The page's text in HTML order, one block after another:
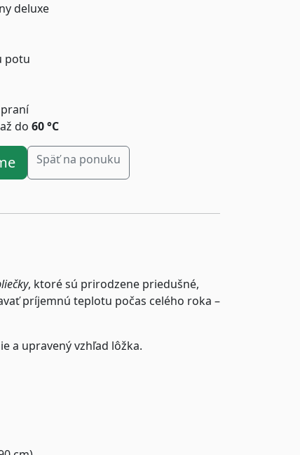
deluxe
potu
do 60 °C
Späť na ponuku
, ktoré sú prirodzene priedušné,
príjemnú teplotu počas celého roka –
a upravený vzhľad lôžka.